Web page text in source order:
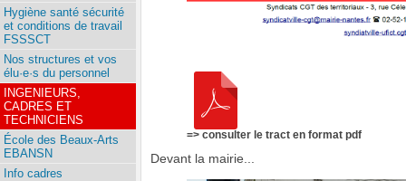
=> consulter le tract en format pdf
Devant la mairie...
Hygiène santé sécurité
et conditions de travail
FSSSCT
Nos structures et vos
élu·e·s du personnel
INGENIEURS,
CADRES ET
TECHNICIENS
École des Beaux-Arts
EBANSN
Info cadres